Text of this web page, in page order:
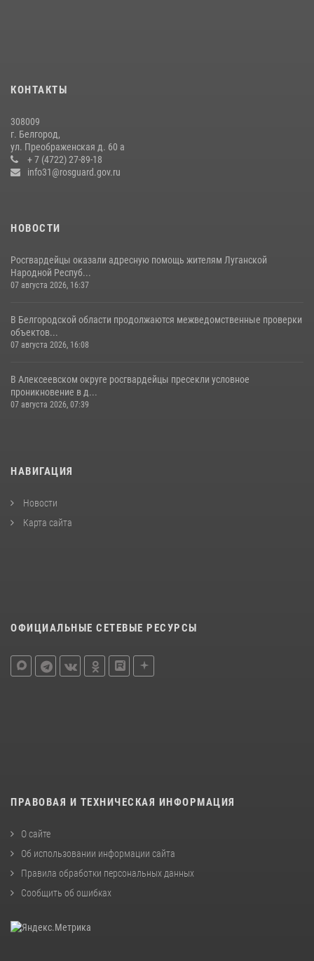
Белгородские росгвардейцы задержали рецидивиста за попытку
кражи из магазина
14 июля 2026, 07:13
КОНТАКТЫ
308009
г. Белгород,
ул. Преображенская д. 60 а
+ 7 (4722) 27-89-18
info31@rosguard.gov.ru
НОВОСТИ
Росгвардейцы оказали адресную помощь жителям Луганской
Народной Респуб...
07 августа 2026, 16:37
В Белгородской области продолжаются межведомственные проверки
объектов...
07 августа 2026, 16:08
В Алексеевском округе росгвардейцы пресекли условное
проникновение в д...
07 августа 2026, 07:39
НАВИГАЦИЯ
Новости
Карта сайта
ОФИЦИАЛЬНЫЕ СЕТЕВЫЕ РЕСУРСЫ
ПРАВОВАЯ И ТЕХНИЧЕСКАЯ ИНФОРМАЦИЯ
О сайте
Об использовании информации сайта
Правила обработки персональных данных
Сообщить об ошибках